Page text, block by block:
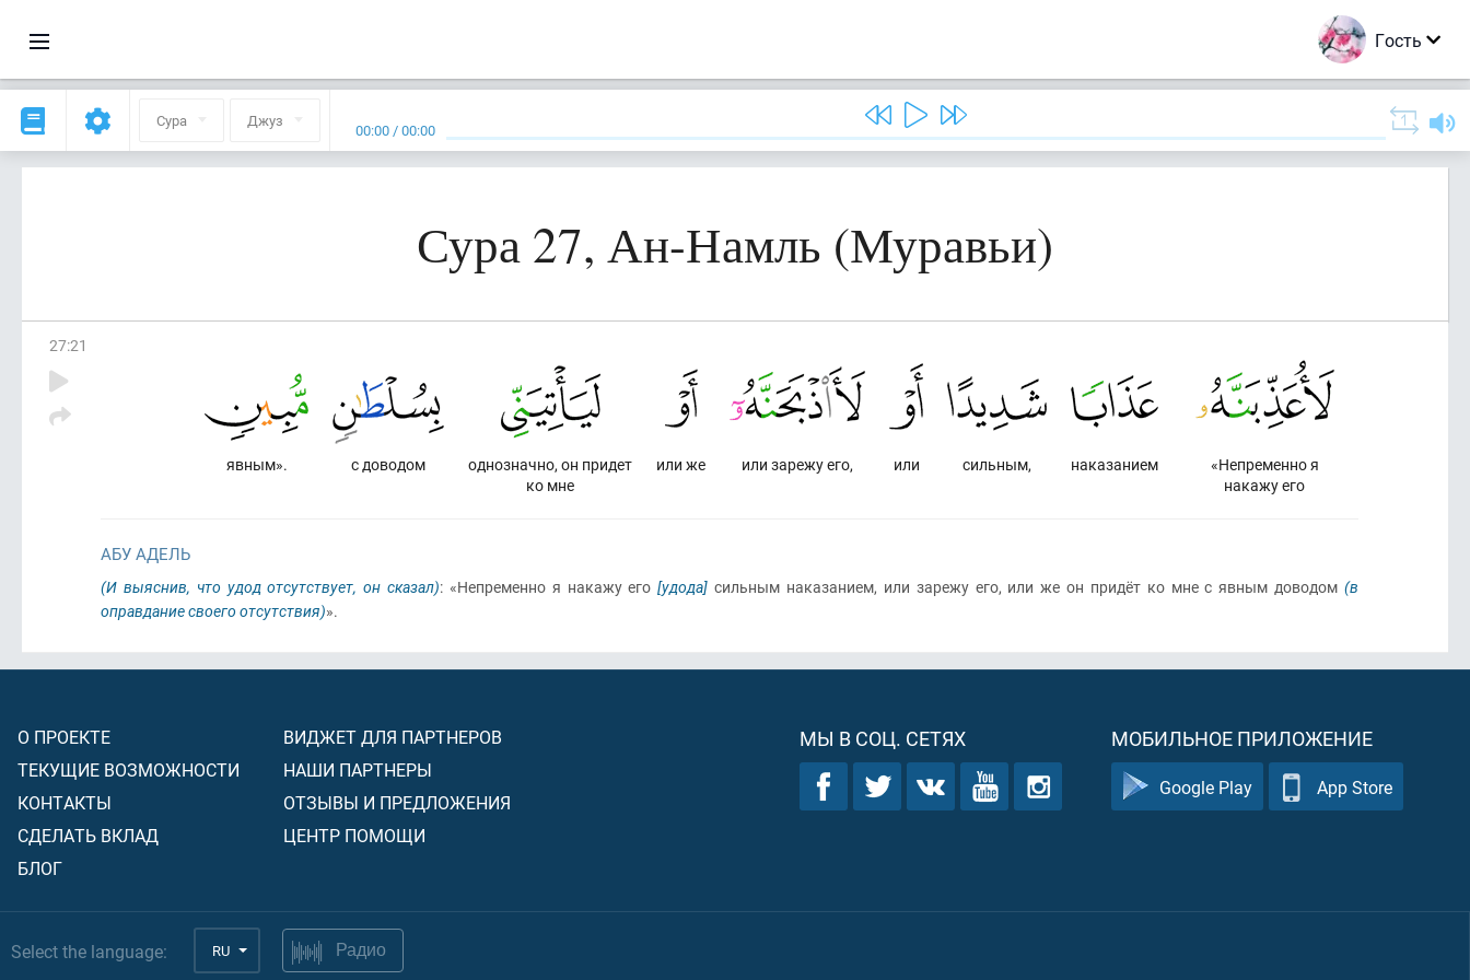
Гость
Сура Джуз 00:00 /00:00
Сура 27, Ан-Намль (Муравьи)
27:21
«Непременно я
накажу его
наказанием
сильным,
или
или зарежу его,
или же
однозначно, он придет
ко мне
с доводом
явным».
АБУ АДЕЛЬ
(И выяснив, что удод отсутствует, он сказал): «Непременно я накажу его[удода] сильным наказанием, или зарежу его, или же он придёт ко мне с явным доводом(в
оправдание своего отсутствия)».
О ПРОЕКТЕ
ТЕКУЩИЕ ВОЗМОЖНОСТИ
КОНТАКТЫ
СДЕЛАТЬ ВКЛАД
БЛОГ
ВИДЖЕТ ДЛЯ ПАРТНЕРОВ
НАШИ ПАРТНЕРЫ
ОТЗЫВЫ И ПРЕДЛОЖЕНИЯ
ЦЕНТР ПОМОЩИ
МЫ В СОЦ. СЕТЯХ МОБИЛЬНОЕ ПРИЛОЖЕНИЕ
Google Play App Store
Select the language: RU Радио